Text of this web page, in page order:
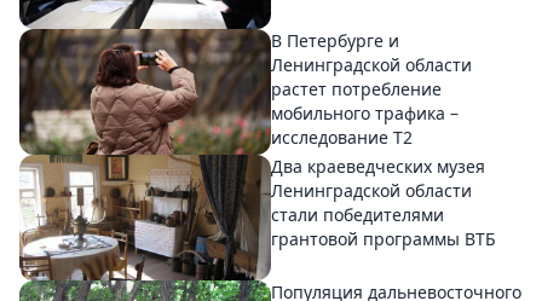
В Петербурге и
Ленинградской области
растет потребление
мобильного трафика –
исследование T2
Два краеведческих музея
Ленинградской области
стали победителями
грантовой программы ВТБ
Популяция дальневосточного